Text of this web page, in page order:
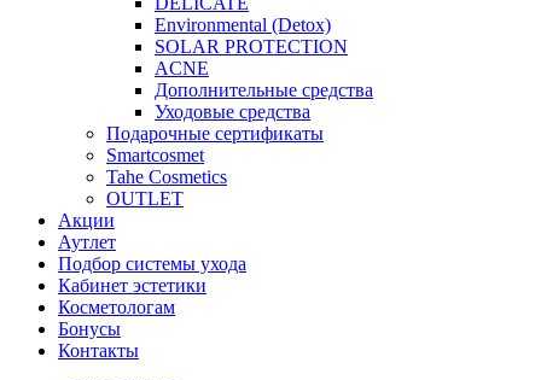
Environmental (Detox)
SOLAR PROTECTION
АCNE
Дополнительные средства
Уходовые средства
Подарочные сертификаты
Smartcosmet
Tahe Cosmetics
OUTLET
Акции
Аутлет
Подбор системы ухода
Кабинет эстетики
Косметологам
Бонусы
Контакты